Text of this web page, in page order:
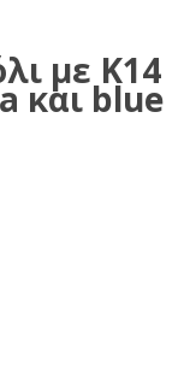
με Κ14
και blue